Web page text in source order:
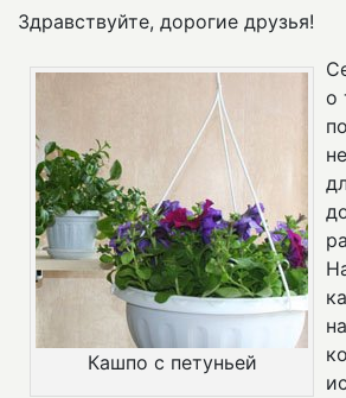
Здравствуйте, дорогие друзья!
Кашпо с петуньей
о